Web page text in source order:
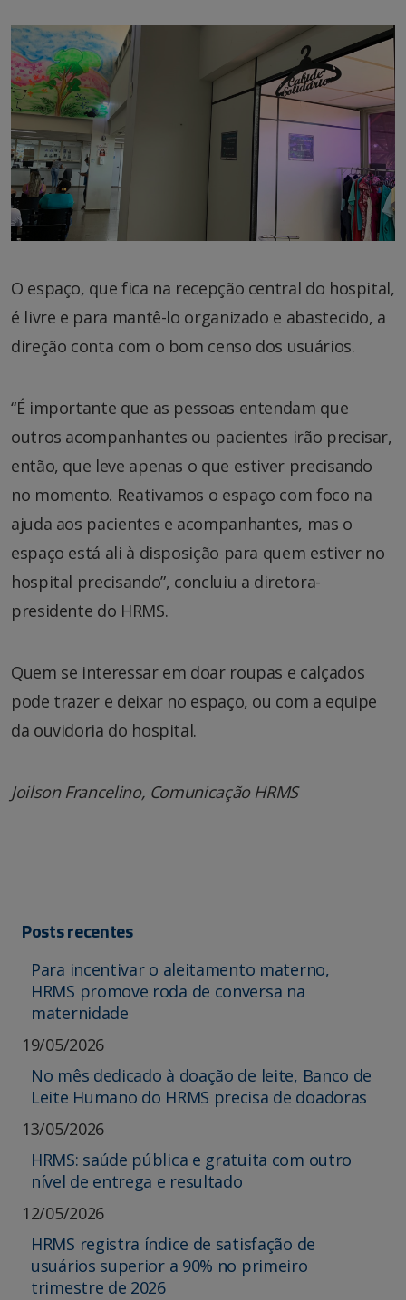
O espaço, que fica na recepção central do hospital,
é livre e para mantê-lo organizado e abastecido, a
direção conta com o bom censo dos usuários.
“É importante que as pessoas entendam que
outros acompanhantes ou pacientes irão precisar,
então, que leve apenas o que estiver precisando
no momento. Reativamos o espaço com foco na
ajuda aos pacientes e acompanhantes, mas o
espaço está ali à disposição para quem estiver no
hospital precisando”, concluiu a diretora-
presidente do HRMS.
Quem se interessar em doar roupas e calçados
pode trazer e deixar no espaço, ou com a equipe
da ouvidoria do hospital.
Joilson Francelino, Comunicação HRMS
Posts recentes
Para incentivar o aleitamento materno,
HRMS promove roda de conversa na
maternidade
19/05/2026
No mês dedicado à doação de leite, Banco de
Leite Humano do HRMS precisa de doadoras
13/05/2026
HRMS: saúde pública e gratuita com outro
nível de entrega e resultado
12/05/2026
HRMS registra índice de satisfação de
usuários superior a 90% no primeiro
trimestre de 2026